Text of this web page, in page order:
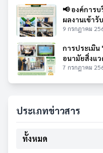
📢 องค์การ
ผลงานเข้ารั
9 กรกฎาคม
การประเมิ
อนามัยสิ่งแ
7 กรกฎาคม
ประเภทข่าวสาร
ทั้งหมด